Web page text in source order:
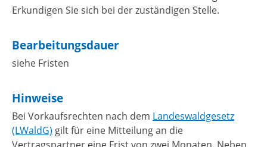
Erkundigen Sie sich bei der zuständigen Stelle.
Bearbeitungsdauer
siehe Fristen
Hinweise
Bei Vorkaufsrechten nach dem Landeswaldgesetz
(LWaldG) gilt für eine Mitteilung an die